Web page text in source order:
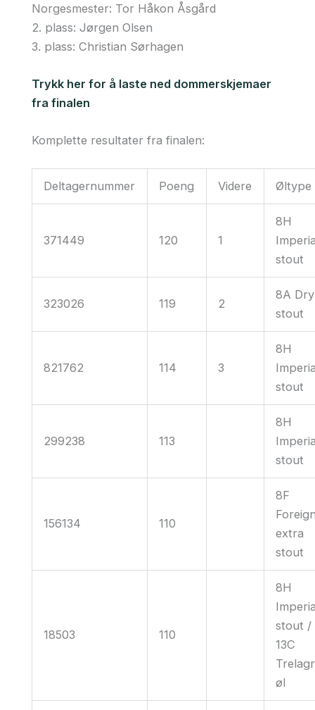
Norgesmester: Tor Håkon Åsgård
2. plass: Jørgen Olsen
3. plass: Christian Sørhagen
Trykk her for å laste ned dommerskjemaer
fra finalen
Komplette resultater fra finalen:
Deltagernummer Poeng Videre Øltype
371449 120 1
8H
stout
323026 119 2
8A Dry
stout
821762 114 3
8H
stout
299238 113
8H
stout
156134 110
8F
extra
stout
18503 110
8H
stout /
13C
øl